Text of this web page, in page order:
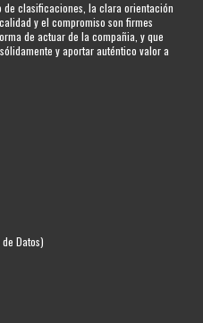
de clasificaciones, la clara orientación
y el compromiso son firmes
de actuar de la compañia, y que
y aportar auténtico valor a
Datos)